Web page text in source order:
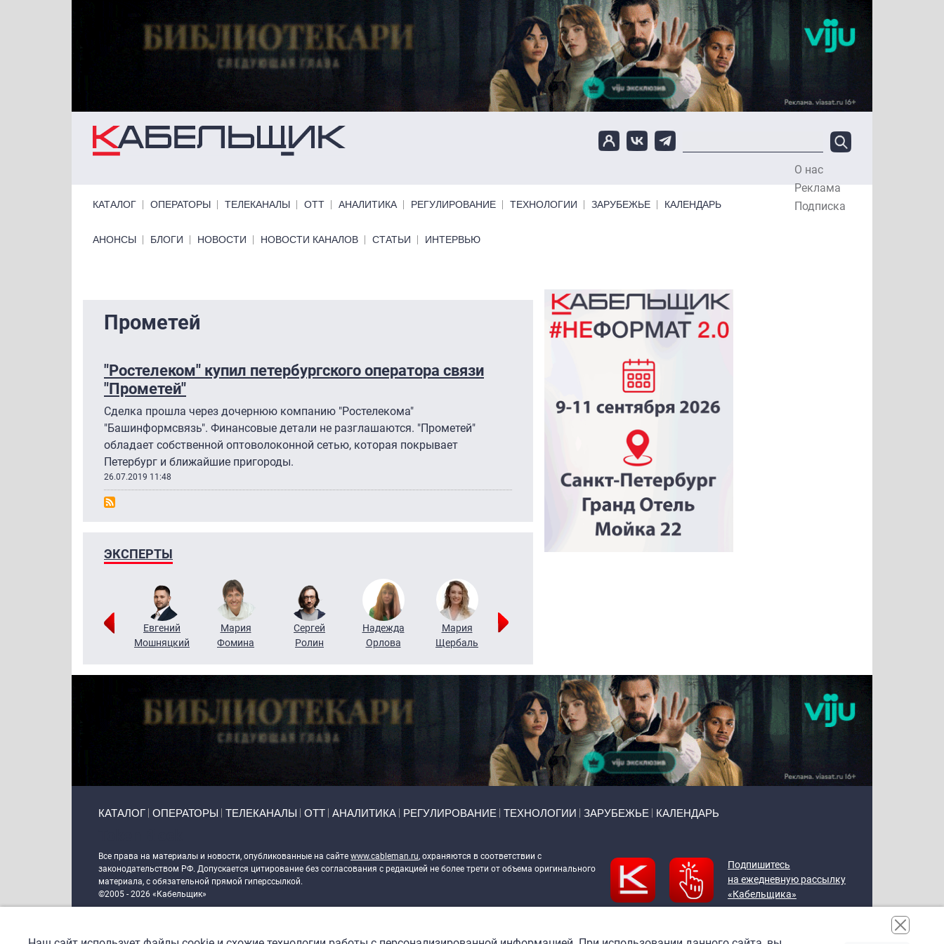
О нас
Реклама
Подписка
КАТАЛОГ ОПЕРАТОРЫ ТЕЛЕКАНАЛЫ ОТТ АНАЛИТИКА РЕГУЛИРОВАНИЕ ТЕХНОЛОГИИ ЗАРУБЕЖЬЕ КАЛЕНДАРЬ
Primary links bottom
АНОНСЫ БЛОГИ НОВОСТИ НОВОСТИ КАНАЛОВ СТАТЬИ ИНТЕРВЬЮ
Прометей
"Ростелеком" купил петербургского оператора связи
"Прометей"
Сделка прошла через дочернюю компанию "Ростелекома"
"Башинформсвязь". Финансовые детали не разглашаются. "Прометей"
обладает собственной оптоволоконной сетью, которая покрывает
Петербург и ближайшие пригороды.
26.07.2019 11:48
ЭКСПЕРТЫ
Виктор
Евгений
Мошняцкий
Мария
Фомина
Сергей
Ролин
Надежда
Орлова
Мария
Щербаль
КАТАЛОГ ОПЕРАТОРЫ ТЕЛЕКАНАЛЫ ОТТ АНАЛИТИКА РЕГУЛИРОВАНИЕ ТЕХНОЛОГИИ ЗАРУБЕЖЬЕ КАЛЕНДАРЬ
Все права на материалы и новости, опубликованные на сайте www.cableman.ru, охраняются в соответствии с
законодательством РФ. Допускается цитирование без согласования с редакцией не более трети от объема оригинального
материала, с обязательной прямой гиперссылкой.
©2005 - 2026 «Кабельщик»
Подпишитесь
на ежедневную рассылку
«Кабельщика»